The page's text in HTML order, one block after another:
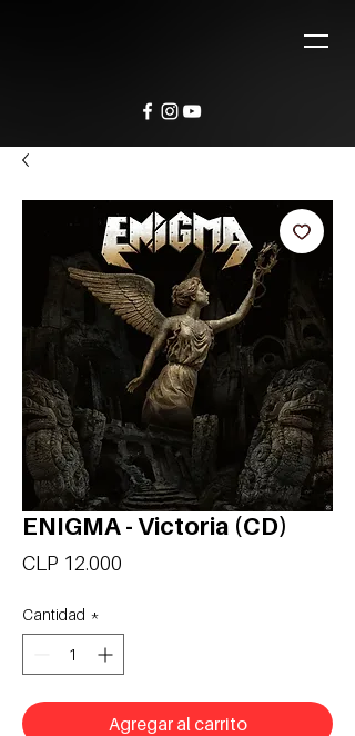
ENIGMA - Victoria (CD)
CLP 12.000
Cantidad *
Agregar al carrito